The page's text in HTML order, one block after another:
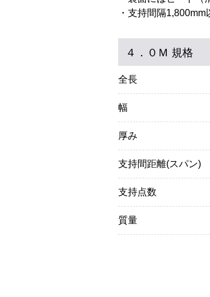
アルミ足場板 ４．０
・支持間隔1,800mm
４．０Ｍ 規格
全長
幅
厚み
支持間距離(スパン)
支持点数
質量